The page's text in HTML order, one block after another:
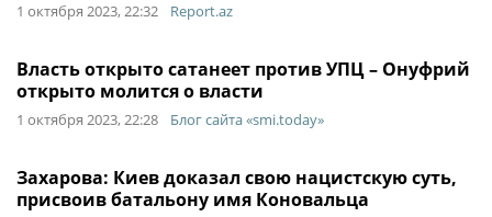
1 октября 2023, 22:32 Report.az
Власть открыто сатанеет против УПЦ – Онуфрий
открыто молится о власти
1 октября 2023, 22:28 Блог сайта «smi.today»
Захарова: Киев доказал свою нацистскую суть,
присвоив батальону имя Коновальца